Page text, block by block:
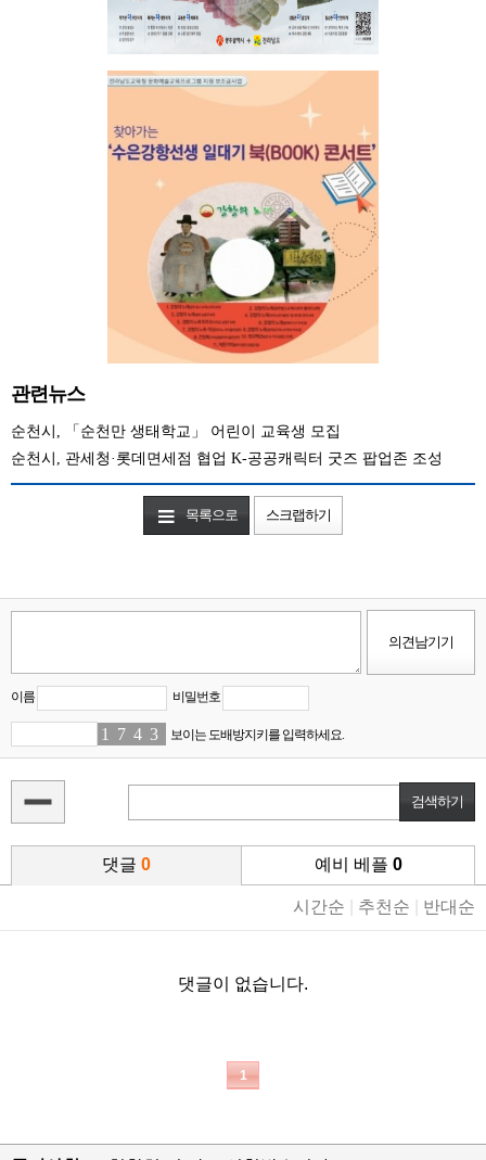
관련뉴스
순천시, 「순천만 생태학교」 어린이 교육생 모집
순천시, 관세청·롯데면세점 협업 K-공공캐릭터 굿즈 팝업존 조성
목록으로 스크랩하기
이름 비밀번호
1 78 47 36 보이는 도배방지키를 입력하세요.
댓글 0 예비 베플 0
시간순 추천순 반대순
댓글이 없습니다.
1